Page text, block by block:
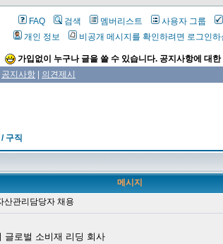
FAQ 검색 멤버리스트 사용자 그룹
개인 정보
비공개 메시지를 확인하려면 로그인하
가입없이 누구나 글을 쓸 수 있습니다. 공지사항에 대
공지사항 의견제시
구직
메시지
산관리담당자 채용
글로벌 소비재 리딩 회사